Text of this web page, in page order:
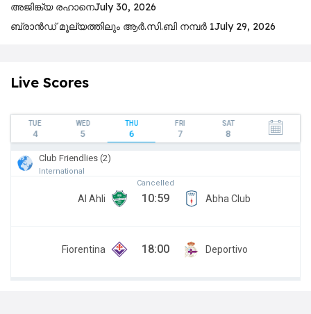
അജിങ്ക്യ രഹാനെJuly 30, 2026
ബ്രാൻഡ് മൂല്യത്തിലും ആർ.സി.ബി നമ്പർ 1July 29, 2026
Live Scores
TUE
4
WED
5
THU
6
FRI
7
SAT
8
Club Friendlies (2)
International
Al Ahli
Cancelled
10:59 Abha Club
Fiorentina 18:00 Deportivo